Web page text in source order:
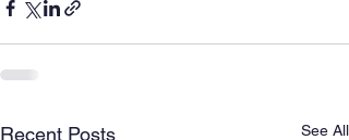
Recent Posts See All